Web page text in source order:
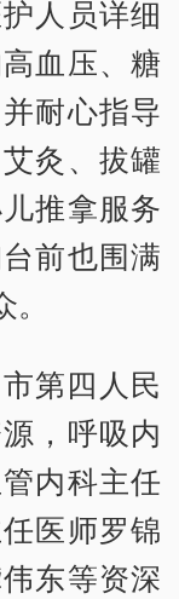
人员详细
血压、糖
耐心指导
灸、拔罐
推拿服务
前也围满
第四人民
，呼吸内
内科主任
医师罗锦
东等资深